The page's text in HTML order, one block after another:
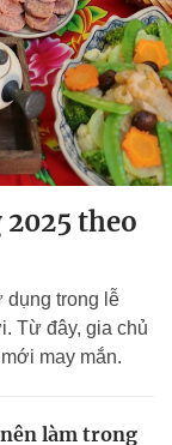
theo
dụng trong lễ
Từ đây, gia chủ
may mắn.
làm trong